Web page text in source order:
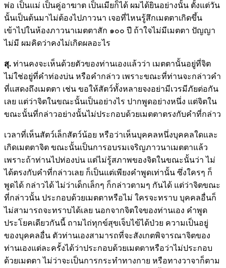
พ่อ เป็นแม่ เป็นคู่อาฆาต เป็นเมียก็ได้ ผมได้ยินอย่างนั้น ตั้งแต่วัน
นั้นเป็นต้นมาไม่ต้องไปภาวนา เจอที่ไหนรู้สึกเมตตาเกิดขึ้น
เข้าไปในห้องภาวนาเมตตาสัก ๑๐๐ ปี ถ้าใจไม่มีเมตตา ปัญญา
ไม่มี ผมคิดว่าคงไม่เกิดผลอะไร
สุ. ท่านคงจะเห็นด้วยตัวของท่านเองแล้วว่า เมตตานั้นอยู่ที่จิต
ไม่ใช่อยู่ที่คำท่องบ่น หรือคำกล่าว เพราะขณะที่ท่านจะกล่าวคำ
ที่แสดงถึงเมตตา เช่น ขอให้สัตว์ทั้งหลายจงอย่ามีเวรมีภัยต่อกัน
เลย แต่ว่าจิตในขณะนั้นเป็นอย่างไร ปากพูดอย่างหนึ่ง แต่จิตใน
ขณะนั้นที่กล่าวอย่างนั้นไม่ประกอบด้วยเมตตาตรงกับคำที่กล่าว
เวลาที่เห็นสัตว์เล็กสัตว์น้อย หรือว่าเห็นบุคคลหนึ่งบุคคลใดและ
เกิดเมตตาจิต ขณะนั้นเป็นการอบรมเจริญภาวนาเมตตาแล้ว
เพราะถ้าท่านไปท่องบ่น แต่ไม่รู้สภาพของจิตในขณะนั้นว่า ไม่
ได้ตรงกับคำที่กล่าวเลย ก็เป็นแต่เพียงคำพูดเท่านั้น ซึ่งใครๆ ก็
พูดได้ กล่าวได้ ไม่ว่าเด็กเล็กๆ ก็กล่าวตามๆ กันได้ แต่ว่าจิตขณะ
ที่กล่าวนั้น ประกอบด้วยเมตตาหรือไม่ ใครจะทราบ บุคคลอื่นก็
ไม่สามารถจะทราบได้เลย นอกจากจิตใจของท่านเอง คำพูด
ประโยคเดียวกันนี้ ถามไถ่ทุกข์สุขเจ็บไข้ได้ป่วย ความเป็นอยู่
ของบุคคลอื่น ตัวท่านเองสามารถที่จะสังเกตพิจารณาจิตของ
ท่านเองแต่ละครั้งได้ว่าประกอบด้วยเมตตาหรือว่าไม่ประกอบ
ด้วยเมตตา ไม่ว่าจะเป็นการกระทำทางกาย หรือทางวาจาก็ตาม